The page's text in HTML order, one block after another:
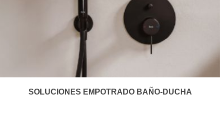
SOLUCIONES EMPOTRADO BAÑO-DUCHA